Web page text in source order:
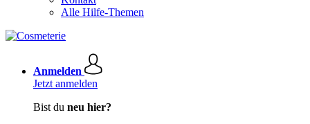
Alle Hilfe-Themen
Anmelden
Jetzt anmelden
Bist du neu hier?